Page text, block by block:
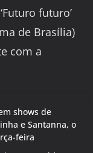
futuro’
de Brasília)
com a
shows de
e Santanna, o
feira